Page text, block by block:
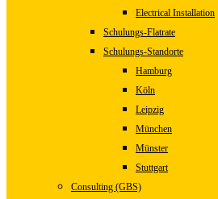
Electrical Installation
Schulungs-Flatrate
Schulungs-Standorte
Hamburg
Köln
Leipzig
München
Münster
Stuttgart
Consulting (GBS)